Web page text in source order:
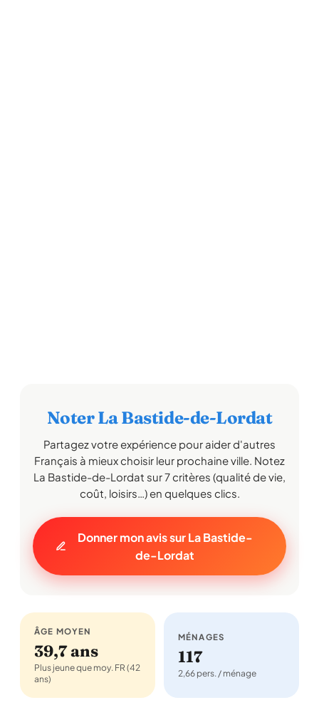
Noter La Bastide-de-Lordat
Partagez votre expérience pour aider d'autres
Français à mieux choisir leur prochaine ville. Notez
La Bastide-de-Lordat sur 7 critères (qualité de vie,
coût, loisirs…) en quelques clics.
Donner mon avis sur La Bastide-
de-Lordat
ÂGE MOYEN
39,7 ans
Plus jeune que moy. FR (42
ans)
MÉNAGES
117
2,66 pers. / ménage